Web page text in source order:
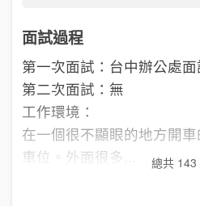
面試過程
第一次面試：台中辦公處面
第二次面試：無
工作環境：
在一個很不顯眼的地方開
車位。外面很多...
總共 143